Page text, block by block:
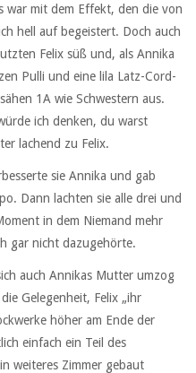
war mit dem Effekt, den die von
hell auf begeistert. Doch auch
Felix süß und, als Annika
Pulli und eine lila Latz-Cord-
1A wie Schwestern aus.
ich denken, du warst
lachend zu Felix.
sie Annika und gab
Dann lachten sie alle drei und
in dem Niemand mehr
gar nicht dazugehörte.
auch Annikas Mutter umzog
Gelegenheit, Felix „ihr
höher am Ende der
einfach ein Teil des
weiteres Zimmer gebaut